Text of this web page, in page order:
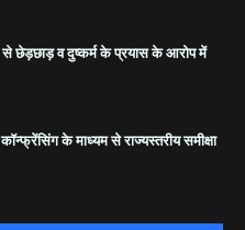
से छेड़छाड़ व दुष्कर्म के प्रयास के आरोप में
के माध्यम से राज्यस्तरीय समीक्षा